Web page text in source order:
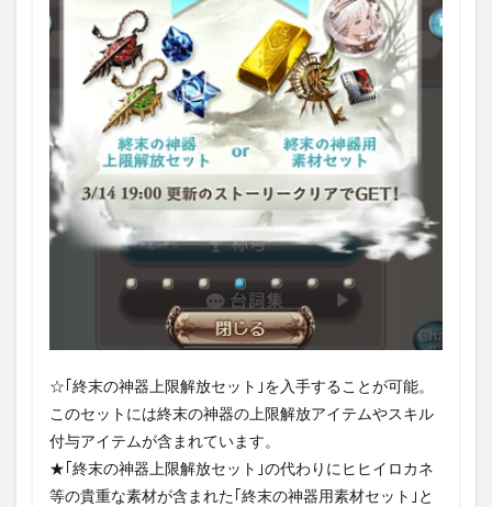
☆｢終末の神器上限解放セット｣を入手することが可能。
このセットには終末の神器の上限解放アイテムやスキル
付与アイテムが含まれています。
★｢終末の神器上限解放セット｣の代わりにヒヒイロカネ
等の貴重な素材が含まれた｢終末の神器用素材セット｣と